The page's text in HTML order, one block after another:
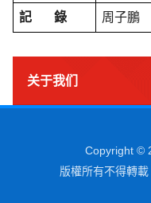
記 錄 周子鵬
关于我们
Copyright ©
版權所有不得轉